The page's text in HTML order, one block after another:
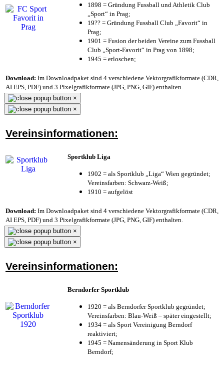
1898 = Gründung Fussball und Athletik Club
„Sport“ in Prag;
19?? = Gründung Fussball Club „Favorit“ in
Prag;
1901 = Fusion der beiden Vereine zum Fussball
Club „Sport-Favorit“ in Prag von 1898;
1945 = erloschen;
Download: Im Downloadpaket sind 4 verschiedene Vektorgrafikformate (CDR,
AI EPS, PDF) und 3 Pixelgrafikformate (JPG, PNG, GIF) enthalten.
×
×
Vereinsinformationen:
Sportklub Liga
1902 = als Sportklub „Liga“ Wien gegründet;
Vereinsfarben: Schwarz-Weiß;
1910 = aufgelöst
Download: Im Downloadpaket sind 4 verschiedene Vektorgrafikformate (CDR,
AI EPS, PDF) und 3 Pixelgrafikformate (JPG, PNG, GIF) enthalten.
×
×
Vereinsinformationen:
Berndorfer Sportklub
1920 = als Berndorfer Sportklub gegründet;
Vereinsfarben: Blau-Weiß – später eingestellt;
1934 = als Sport Vereinigung Berndorf
reaktiviert;
1945 = Namensänderung in Sport Klub
Berndorf;